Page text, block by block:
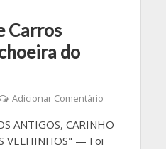
Carros
do
Adicionar Comentário
ANTIGOS, CARINHO
VELHINHOS" — Foi